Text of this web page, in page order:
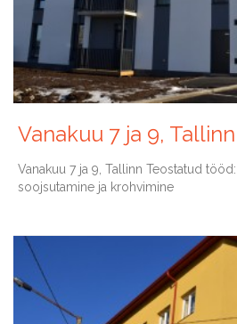
Vanakuu 7 ja 9, Tallinn
Vanakuu 7 ja 9, Tallinn Teostatud tööd:
soojsutamine ja krohvimine